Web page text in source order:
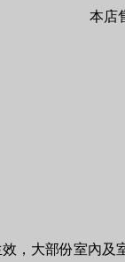
本店
，大部份室內及